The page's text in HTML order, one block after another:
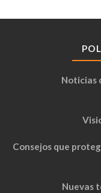
Noticias
Consejos que
Nuevas